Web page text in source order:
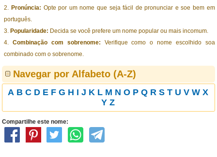
Pronúncia: Opte por um nome que seja fácil de pronunciar e soe bem em
português.
Popularidade: Decida se você prefere um nome popular ou mais incomum.
Combinação com sobrenome: Verifique como o nome escolhido soa
combinado com o sobrenome.
Navegar por Alfabeto (A-Z)
A B C D E F G H I J K L M N O P Q R S T U V W X
Y Z
Compartilhe este nome: